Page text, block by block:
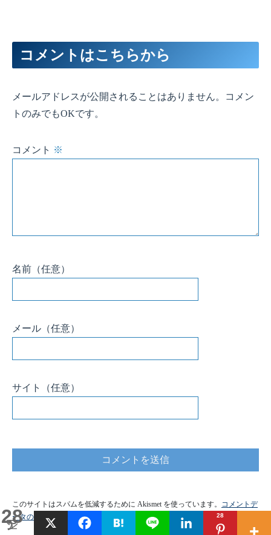
28
シェア
28
コメントはこちらから
メールアドレスが公開されることはありません。コメン
トのみでもOKです。
コメント ※
名前 （任意）
メール （任意）
サイト （任意）
このサイトはスパムを低減するために Akismet を使っています。
コメントデ
ータの処理方法の詳細はこちらをご覧ください